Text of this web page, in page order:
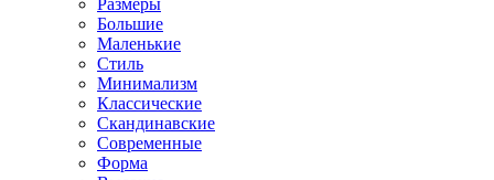
Размеры
Большие
Маленькие
Стиль
Минимализм
Классические
Скандинавские
Современные
Форма